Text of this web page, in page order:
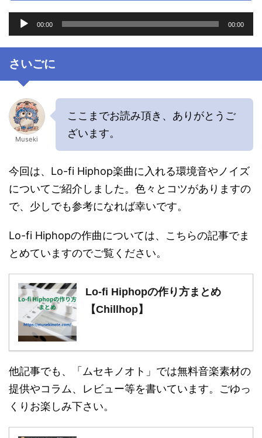
レ
ー
ヤ
00:00 00:00
さいごに
Museki
ここまでお読み頂き、ありがとうご
ざいます。
今回は、Lo-fi Hiphop楽曲に入れる環境音やノイズ
についてご紹介しました。色々とコツがありますの
で、少しでも参考になれば幸いです。
Lo-fi Hiphopの作曲については、こちらの記事でま
とめていますのでご覧ください。
Lo-fi Hiphopの作り方まとめ
【Chillhop】
他記事でも、「ムセキノオト」では無料音楽素材の
提供やコラム、レビュー等を書いています。ごゆっ
くりお楽しみ下さい。